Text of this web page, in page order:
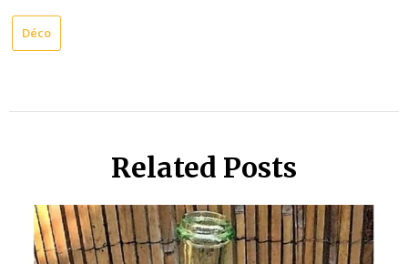
Déco
Related Posts